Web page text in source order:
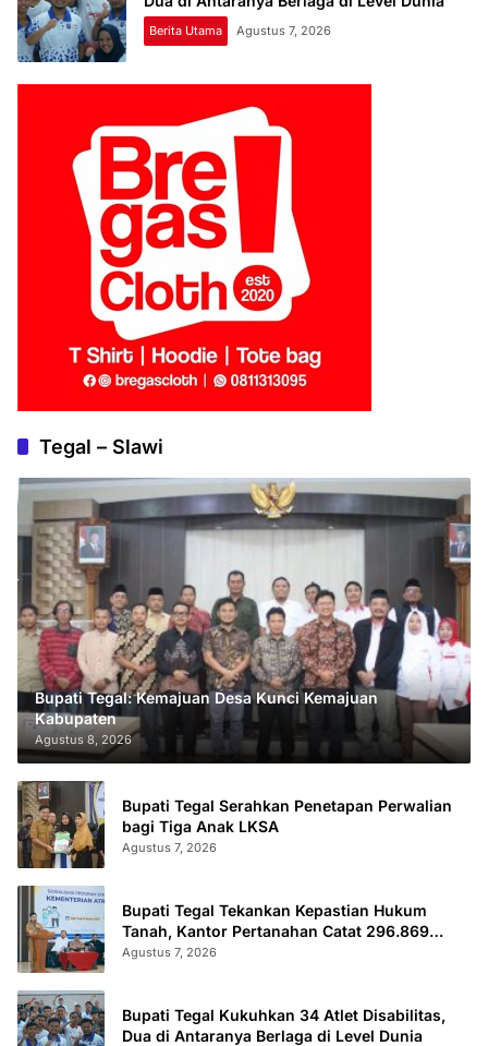
Berita Utama Agustus 7, 2026
Tegal – Slawi
Bupati Tegal: Kemajuan Desa Kunci Kemajuan
Kabupaten
Agustus 8, 2026
Bupati Tegal Serahkan Penetapan Perwalian
bagi Tiga Anak LKSA
Agustus 7, 2026
Bupati Tegal Tekankan Kepastian Hukum
Tanah, Kantor Pertanahan Catat 296.869
Sertifikat Terbit
Agustus 7, 2026
Bupati Tegal Kukuhkan 34 Atlet Disabilitas,
Dua di Antaranya Berlaga di Level Dunia